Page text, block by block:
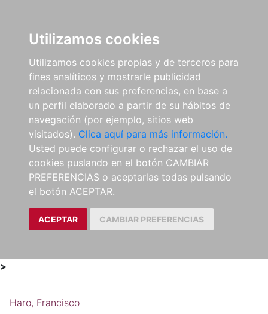
Utilizamos cookies
Utilizamos cookies propias y de terceros para
fines analíticos y mostrarle publicidad
relacionada con sus preferencias, en base a
un perfil elaborado a partir de su hábitos de
navegación (por ejemplo, sitios web
visitados). Clica aquí para más información.
Usted puede configurar o rechazar el uso de
cookies puslando en el botón CAMBIAR
PREFERENCIAS o aceptarlas todas pulsando
el botón ACEPTAR.
ACEPTAR CAMBIAR PREFERENCIAS
>
Haro, Francisco